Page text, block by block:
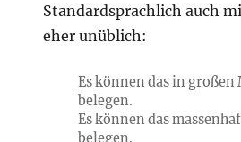
Standardsprachlich auch
eher unüblich:
Es können das in
belegen.
Es können das
belegen.